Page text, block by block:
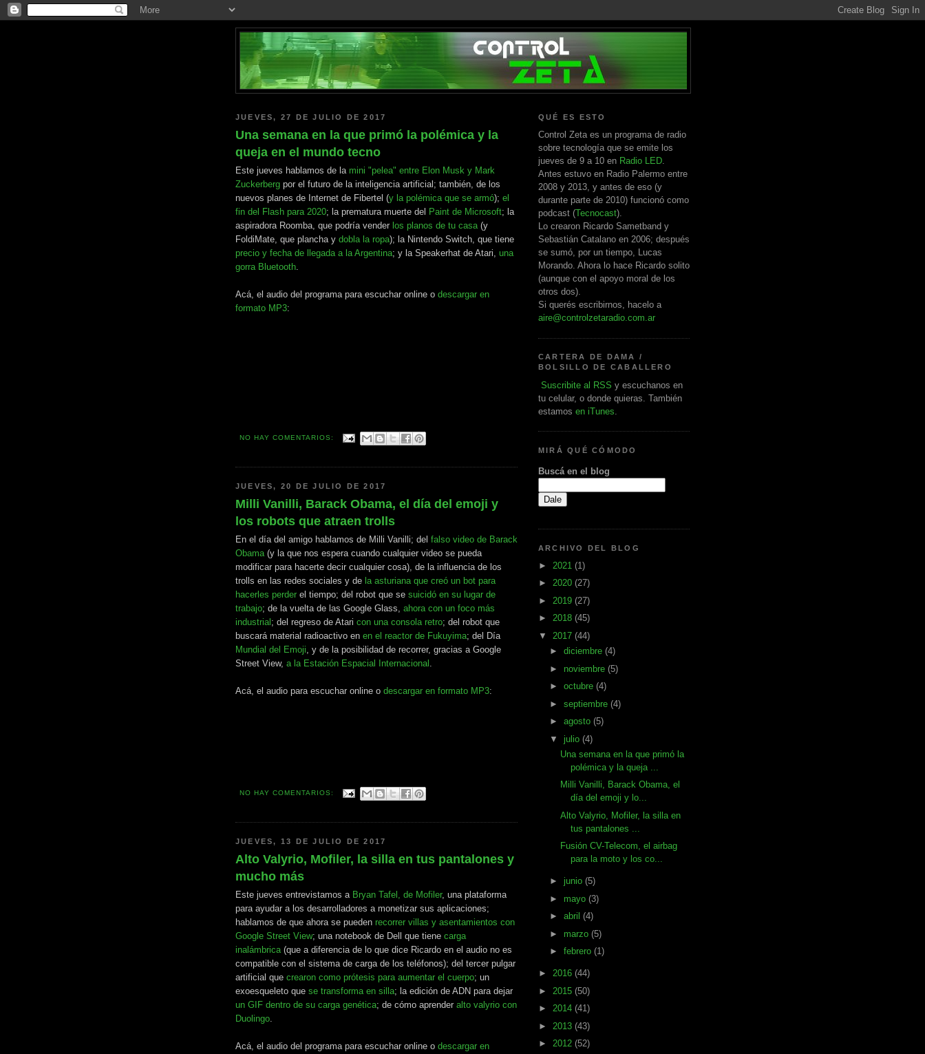
JUEVES, 27 DE JULIO DE 2017
Una semana en la que primó la polémica y la
queja en el mundo tecno
Este jueves hablamos de lamini "pelea" entre Elon Musk y Mark
Zuckerberg por el futuro de la inteligencia artificial; también, de los
nuevos planes de Internet de Fibertel (y la polémica que se armó); el
fin del Flash para 2020; la prematura muerte del Paint de Microsoft; la
aspiradora Roomba, que podría vender los planos de tu casa(y
FoldiMate, que plancha y dobla la ropa); la Nintendo Switch, que tiene
precio y fecha de llegada a la Argentina; y la Speakerhat de Atari, una
gorra Bluetooth.
Acá, el audio del programa para escuchar online o descargar en
formato MP3:
NO HAY COMENTARIOS:
JUEVES, 20 DE JULIO DE 2017
Milli Vanilli, Barack Obama, el día del emoji y
los robots que atraen trolls
En el día del amigo hablamos de Milli Vanilli; del falso video de Barack
Obama(y la que nos espera cuando cualquier video se pueda
modificar para hacerte decir cualquier cosa), de la influencia de los
trolls en las redes sociales y de la asturiana que creó un bot para
hacerles perder el tiempo; del robot que se suicidó en su lugar de
trabajo; de la vuelta de las Google Glass, ahora con un foco más
industrial ; del regreso de Atari con una consola retro; del robot que
buscará material radioactivo en en el reactor de Fukuyima; del Día
Mundial del Emoji, y de la posibilidad de recorrer, gracias a Google
Street View, a la Estación Espacial Internacional .
Acá, el audio para escuchar online o descargar en formato MP3:
NO HAY COMENTARIOS:
JUEVES, 13 DE JULIO DE 2017
Alto Valyrio, Mofiler, la silla en tus pantalones y
mucho más
Este jueves entrevistamos a Bryan Tafel, de Mofiler, una plataforma
para ayudar a los desarrolladores a monetizar sus aplicaciones;
hablamos de que ahora se pueden recorrer villas y asentamientos con
Google Street View; una notebook de Dell que tiene carga
inalámbrica(que a diferencia de lo que dice Ricardo en el audio no es
compatible con el sistema de carga de los teléfonos); del tercer pulgar
artificial que crearon como prótesis para aumentar el cuerpo; un
exoesqueleto que se transforma en silla; la edición de ADN para dejar
un GIF dentro de su carga genética; de cómo aprender alto valyrio con
Duolingo.
Acá, el audio del programa para escuchar online o descargar en
QUÉ ES ESTO
Control Zeta es un programa de radio
sobre tecnología que se emite los
jueves de 9 a 10 en Radio LED.
Antes estuvo en Radio Palermo entre
2008 y 2013, y antes de eso (y
durante parte de 2010) funcionó como
podcast (Tecnocast).
Lo crearon Ricardo Sametband y
Sebastián Catalano en 2006; después
se sumó, por un tiempo, Lucas
Morando. Ahora lo hace Ricardo solito
(aunque con el apoyo moral de los
otros dos).
Si querés escribirnos, hacelo a
aire@controlzetaradio.com.ar
CARTERA DE DAMA /
BOLSILLO DE CABALLERO
Suscribite al RSS y escuchanos en
tu celular, o donde quieras. También
estamos en iTunes
MIRÁ QUÉ CÓMODO
Buscá en el blog
ARCHIVO DEL BLOG
► 2021 (1)
► 2020 (27)
► 2019 (27)
► 2018 (45)
▼ 2017 (44)
► diciembre (4)
► noviembre (5)
► octubre (4)
► septiembre (4)
► agosto (5)
▼ julio (4)
Una semana en la que primó la
polémica y la queja ...
Milli Vanilli, Barack Obama, el
día del emoji y lo...
Alto Valyrio, Mofiler, la silla en
tus pantalones ...
Fusión CV-Telecom, el airbag
para la moto y los co...
► junio (5)
► mayo (3)
► abril (4)
► marzo (5)
► febrero (1)
► 2016 (44)
► 2015 (50)
► 2014 (41)
► 2013 (43)
► 2012 (52)